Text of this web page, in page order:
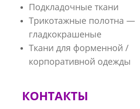
Подкладочные ткани
Трикотажные полотна —
гладкокрашеные
Ткани для форменной /
корпоративной одежды
КОНТАКТЫ